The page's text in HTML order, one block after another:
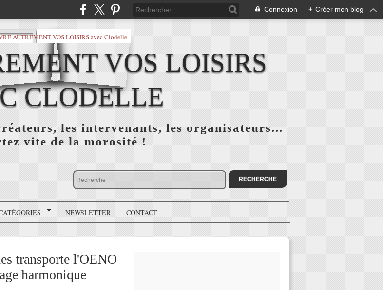
Connexion + Créer mon blog
VOS LOISIRS
CLODELLE
les intervenants, les organisateurs...
vite de la morosité !
NEWSLETTER CONTACT
transporte l'OENO
harmonique